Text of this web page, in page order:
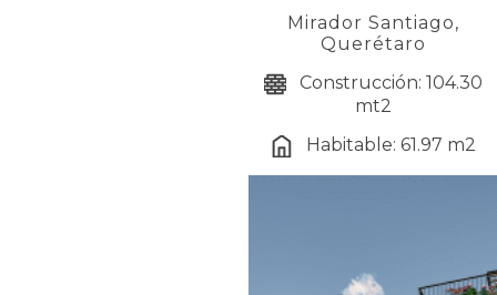
Mirador Santiago,
Querétaro
Construcción: 104.30
mt2
Habitable: 61.97 m2